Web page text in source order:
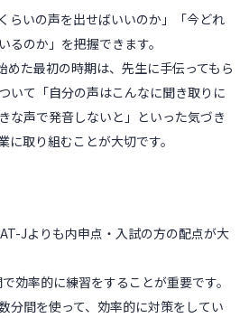
らいの声を出せばいいのか」「今どれ
るのか」を把握できます。
めた最初の時期は、先生に手伝ってもら
いて「自分の声はこんなに聞き取りに
な声で発音しないと」といった気づき
に取り組むことが大切です。
Jよりも内申点・入試の方の配点が大
効率的に練習をすることが重要です。
分間を使って、効率的に対策をしてい